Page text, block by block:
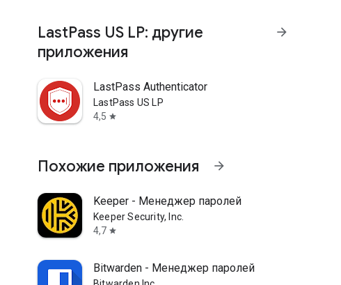
LastPass US LP: другие
приложения
arrow_forward
LastPass Authenticator
LastPass US LP
4,5 star
Похожие приложения arrow_forward
Keeper - Менеджер паролей
Keeper Security, Inc.
4,7 star
Bitwarden - Менеджер паролей